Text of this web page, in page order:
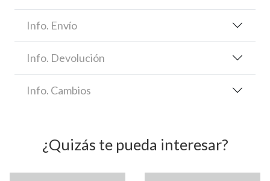
Info. Envío
Info. Devolución
Info. Cambios
¿Quizás te pueda interesar?